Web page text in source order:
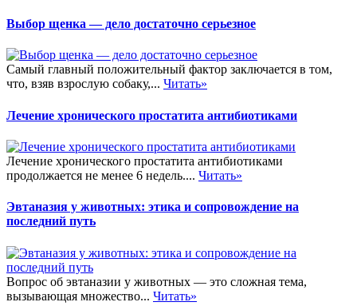
Выбор щенка — дело достаточно серьезное
Самый главный положительный фактор заключается в том,
что, взяв взрослую собаку,... Читать»
Лечение хронического простатита антибиотиками
Лечение хронического простатита антибиотиками
продолжается не менее 6 недель.... Читать»
Эвтаназия у животных: этика и сопровождение на
последний путь
Вопрос об эвтаназии у животных — это сложная тема,
вызывающая множество... Читать»